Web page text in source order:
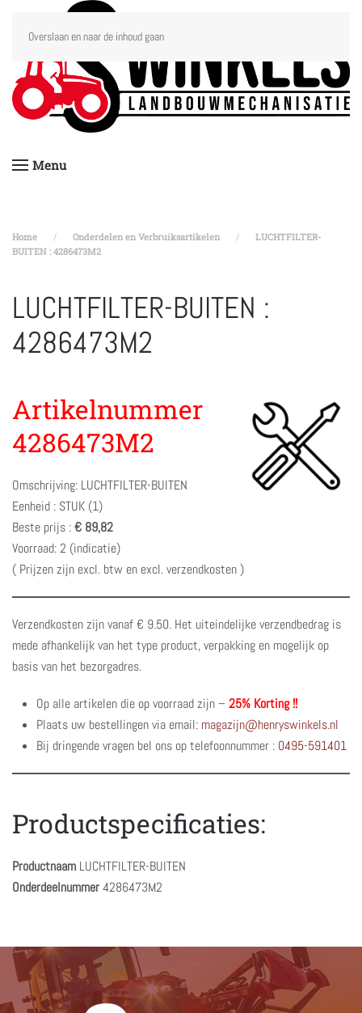
Overslaan en naar de inhoud gaan
Menu
Home Onderdelen en Verbruiksartikelen
LUCHTFILTER-
BUITEN : 4286473M2
LUCHTFILTER-BUITEN :
4286473M2
Artikelnummer
4286473M2
Omschrijving: LUCHTFILTER-BUITEN
Eenheid : STUK (1)
Beste prijs :€ 89,82
Voorraad: 2 (indicatie)
( Prijzen zijn excl. btw en excl. verzendkosten )
Verzendkosten zijn vanaf € 9.50. Het uiteindelijke verzendbedrag is
mede afhankelijk van het type product, verpakking en mogelijk op
basis van het bezorgadres.
Op alle artikelen die op voorraad zijn – 25% Korting !!
Plaats uw bestellingen via email: magazijn@henryswinkels.nl
Bij dringende vragen bel ons op telefoonnummer : 0495-591401
Productspecificaties:
Productnaam LUCHTFILTER-BUITEN
Onderdeelnummer4286473M2